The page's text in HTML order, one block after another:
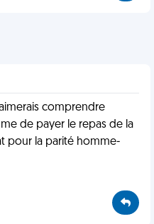
comprendre
de payer le repas de la
pour la parité homme-